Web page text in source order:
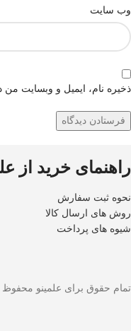
وب‌ سایت
ذخیره نام، ایمیل و وبسایت
راهنمای خرید از
نحوه ثبت سفارش
روش های ارسال کالا
شیوه های پرداخت
تمام حقوق برای علمینو